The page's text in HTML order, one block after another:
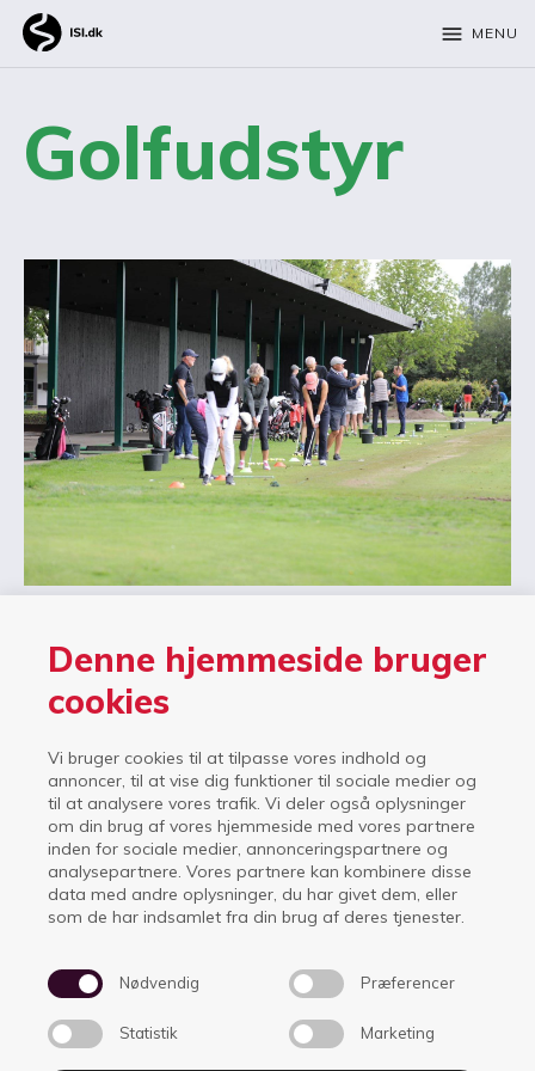
Denne hjemmeside bruger
cookies
Vi bruger cookies til at tilpasse vores indhold og
annoncer, til at vise dig funktioner til sociale medier og
til at analysere vores trafik. Vi deler også oplysninger
om din brug af vores hjemmeside med vores partnere
inden for sociale medier, annonceringspartnere og
analysepartnere. Vores partnere kan kombinere disse
data med andre oplysninger, du har givet dem, eller
som de har indsamlet fra din brug af deres tjenester.
Nødvendig Præferencer
Statistik Marketing
menu MENU
Golfudstyr
SOM KURSIST PÅ HØJSKOLE & GOLF
MEDBRINGER DU DIT EGET UDSTYR.
Hvis det kniber med udstyr, har højskolen ganske få sæt
til udlån.
Du skal selv købe golfbolde og andet tilbehør, som du får
brug for i ugens løb.